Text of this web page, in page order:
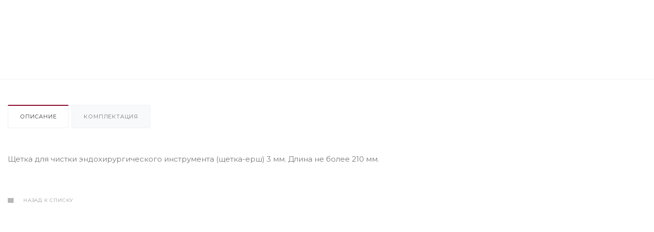
ОПИСАНИЕ КОМПЛЕКТАЦИЯ
Щетка для чистки эндохирургического инструмента (щетка-ерш) 3 мм. Длина не более 210 мм.
НАЗАД К СПИСКУ